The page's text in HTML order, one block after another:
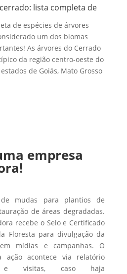
lista completa de
de espécies de árvores
um dos biomas
As árvores do Cerrado
da região centro-oeste do
de Goiás, Mato Grosso
empresa
mudas para plantios de
de áreas degradadas.
recebe o Selo e Certificado
Floresta para divulgação da
mídias e campanhas. O
ação acontece via relatório
e visitas, caso haja